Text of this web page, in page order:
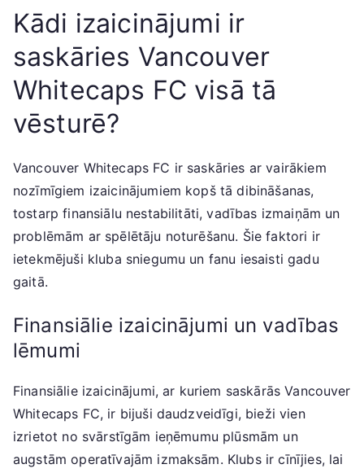
Kādi izaicinājumi ir
saskāries Vancouver
Whitecaps FC visā tā
vēsturē?
Vancouver Whitecaps FC ir saskāries ar vairākiem
nozīmīgiem izaicinājumiem kopš tā dibināšanas,
tostarp finansiālu nestabilitāti, vadības izmaiņām un
problēmām ar spēlētāju noturēšanu. Šie faktori ir
ietekmējuši kluba sniegumu un fanu iesaisti gadu
gaitā.
Finansiālie izaicinājumi un vadības
lēmumi
Finansiālie izaicinājumi, ar kuriem saskārās Vancouver
Whitecaps FC, ir bijuši daudzveidīgi, bieži vien
izrietot no svārstīgām ieņēmumu plūsmām un
augstām operatīvajām izmaksām. Klubs ir cīnījies, lai